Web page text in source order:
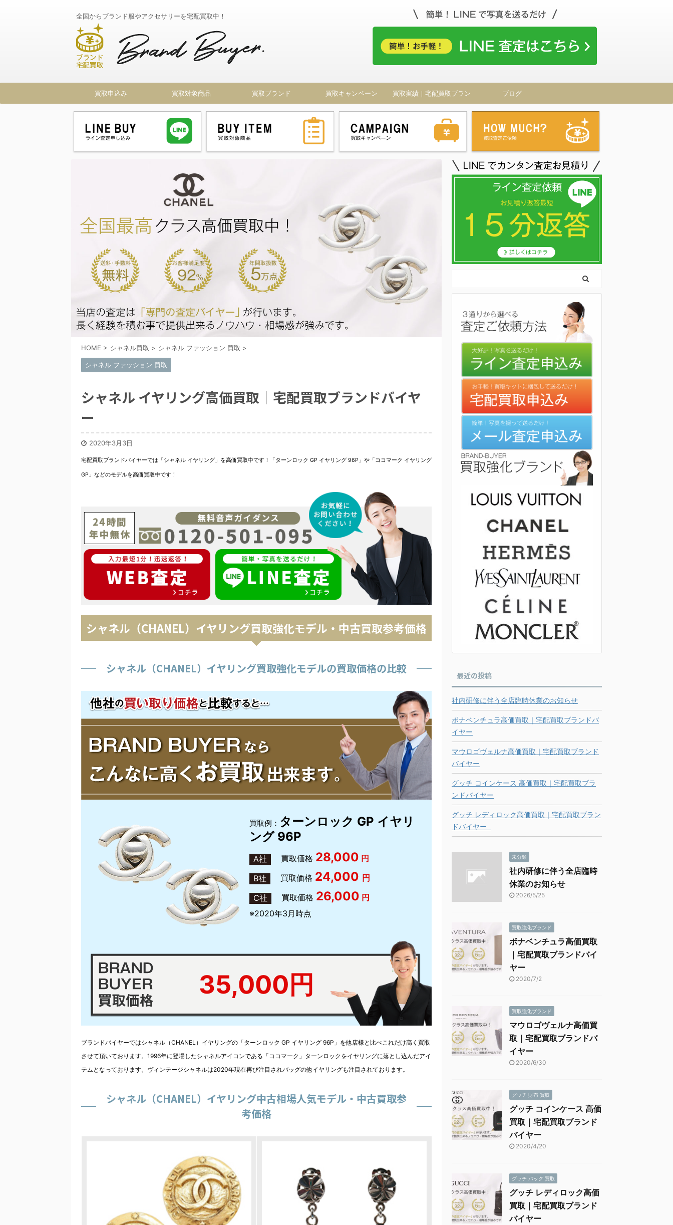
全国からブランド服やアクセサリーを宅配買取中！
買取申込み 買取対象商品 買取ブランド 買取キャンペーン 買取実績｜宅配買取ブラン
ドバイヤー
ブログ
HOME > シャネル買取 > シャネル ファッション 買取 >
シャネル ファッション 買取
シャネル イヤリング高価買取｜宅配買取ブランドバイヤ
ー
2020年3月3日
宅配買取ブランドバイヤーでは「シャネル イヤリング」を高価買取中です！「ターンロック GP イヤリング 96P」や「ココマーク イヤリング
GP」などのモデルを高価買取中です！
シャネル（CHANEL）イヤリング買取強化モデル・中古買取参考価格
シャネル（CHANEL）イヤリング買取強化モデルの買取価格の比較
買取例： ターンロック GP イヤリ
ング 96P
A社 買取価格 28,000 円
B社
買取価格 24,000 円
C社
買取価格 26,000 円
※2020年3月時点
35,000円
ブランドバイヤーではシャネル（CHANEL）イヤリングの「ターンロック GP イヤリング 96P」を他店様と比べこれだけ高く買取
させて頂いております。1996年に登場したシャネルアイコンである「ココマーク」ターンロックをイヤリングに落とし込んだアイ
テムとなっております。ヴィンテージシャネルは2020年現在再び注目されバッグの他イヤリングも注目されております。
シャネル（CHANEL）イヤリング中古相場人気モデル・中古買取参
考価格
最近の投稿
社内研修に伴う全店臨時休業のお知らせ
ボナベンチュラ高価買取｜宅配買取ブランドバ
イヤー
マウロゴヴェルナ高価買取｜宅配買取ブランド
バイヤー
グッチ コインケース 高価買取｜宅配買取ブラ
ンドバイヤー
グッチ レディロック高価買取｜宅配買取ブラン
ドバイヤー
未分類
社内研修に伴う全店臨時
休業のお知らせ
2026/5/25
買取強化ブランド
ボナベンチュラ高価買取
｜宅配買取ブランドバイ
ヤー
2020/7/2
買取強化ブランド
マウロゴヴェルナ高価買
取｜宅配買取ブランドバ
イヤー
2020/6/30
グッチ 財布 買取
グッチ コインケース 高価
買取｜宅配買取ブランド
バイヤー
2020/4/20
グッチ バッグ 買取
グッチ レディロック高価
買取｜宅配買取ブランド
バイヤー